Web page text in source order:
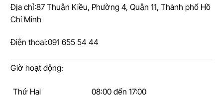
Địa chỉ:87 Thuận Kiều, Phường 4, Quận 11, Thành phố Hồ
Chí Minh
Điện thoại:091 655 54 44
Giờ hoạt động:
Thứ Hai
08:00 đến 17:00